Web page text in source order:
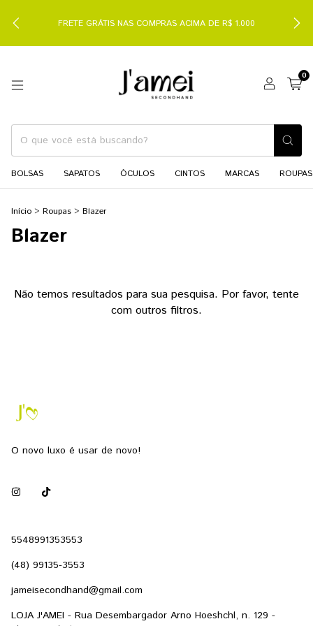
FRETE GRÁTIS NAS COMPRAS ACIMA DE R$ 1.000
0
BOLSAS SAPATOS ÓCULOS CINTOS MARCAS ROUPAS
Início > Roupas > Blazer
Blazer
Não temos resultados para sua pesquisa. Por favor, tente
com outros filtros.
O novo luxo é usar de novo!
5548991353553
(48) 99135-3553
jameisecondhand@gmail.com
LOJA J'AMEI - Rua Desembargador Arno Hoeshchl, n. 129 -